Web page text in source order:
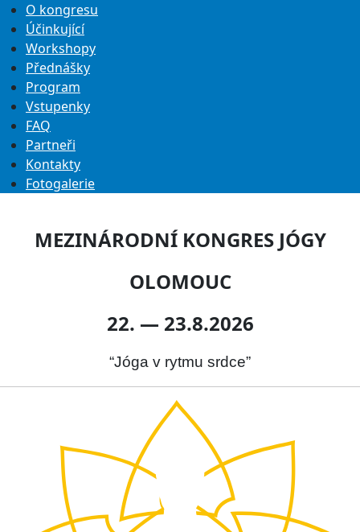
O kongresu
Účinkující
Workshopy
Přednášky
Program
Vstupenky
FAQ
Partneři
Kontakty
Fotogalerie
MEZINÁRODNÍ KONGRES JÓGY
OLOMOUC
22. — 23.8.2026
“Jóga v rytmu srdce”